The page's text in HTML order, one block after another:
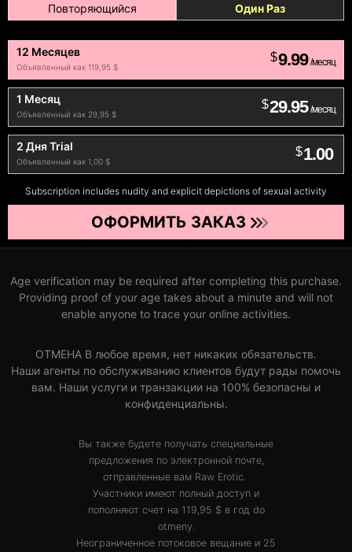
Повторяющийся Один Раз
12 Месяцев
Объявленный как 119,95 $
$9.99 /месяц
1 Месяц
Объявленный как 29,95 $
$29.95 /месяц
2 Дня Trial
Объявленный как 1,00 $
$1.00
Subscription includes nudity and explicit depictions of sexual activity
ОФОРМИТЬ ЗАКАЗ
Age verification may be required after completing this purchase.
Providing proof of your age takes about a minute and will not
enable anyone to trace your online activities.
ОТМЕНА В любое время, нет никаких обязательств.
Наши агенты по обслуживанию клиентов будут рады помочь
вам. Наши услуги и транзакции на 100% безопасны и
конфиденциальны.
Вы также будете получать специальные
предложения по электронной почте,
отправленные вам Raw Erotic.
Участники имеют полный доступ и
пополняют счет на 119,95 $ в год do
otmeny.
Неограниченное потоковое вещание и 25